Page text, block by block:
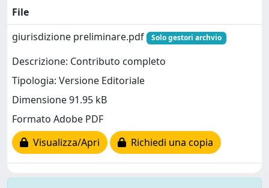
File
giurisdizione preliminare.pdf
Solo gestori archvio
Descrizione: Contributo completo
Tipologia: Versione Editoriale
Dimensione 91.95 kB
Formato Adobe PDF
Visualizza/Apri
Richiedi una copia